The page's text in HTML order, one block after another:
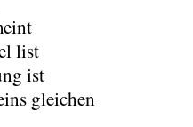
list
ist
gleichen